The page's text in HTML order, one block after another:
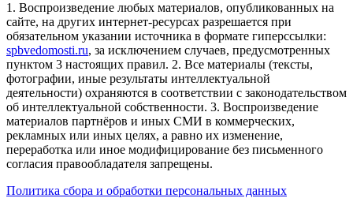
1. Воспроизведение любых материалов, опубликованных на
сайте, на других интернет-ресурсах разрешается при
обязательном указании источника в формате гиперссылки:
spbvedomosti.ru, за исключением случаев, предусмотренных
пунктом 3 настоящих правил. 2. Все материалы (тексты,
фотографии, иные результаты интеллектуальной
деятельности) охраняются в соответствии с законодательством
об интеллектуальной собственности. 3. Воспроизведение
материалов партнёров и иных СМИ в коммерческих,
рекламных или иных целях, а равно их изменение,
переработка или иное модифицирование без письменного
согласия правообладателя запрещены.
Политика сбора и обработки персональных данных